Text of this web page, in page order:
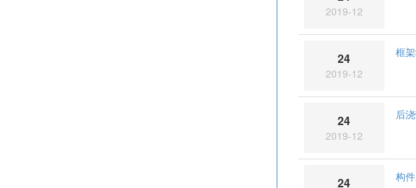
2019-12
24
2019-12
框
24
2019-12
后
24 构